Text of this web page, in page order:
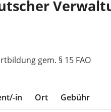
gem. § 15 FAO
in Ort Gebühr